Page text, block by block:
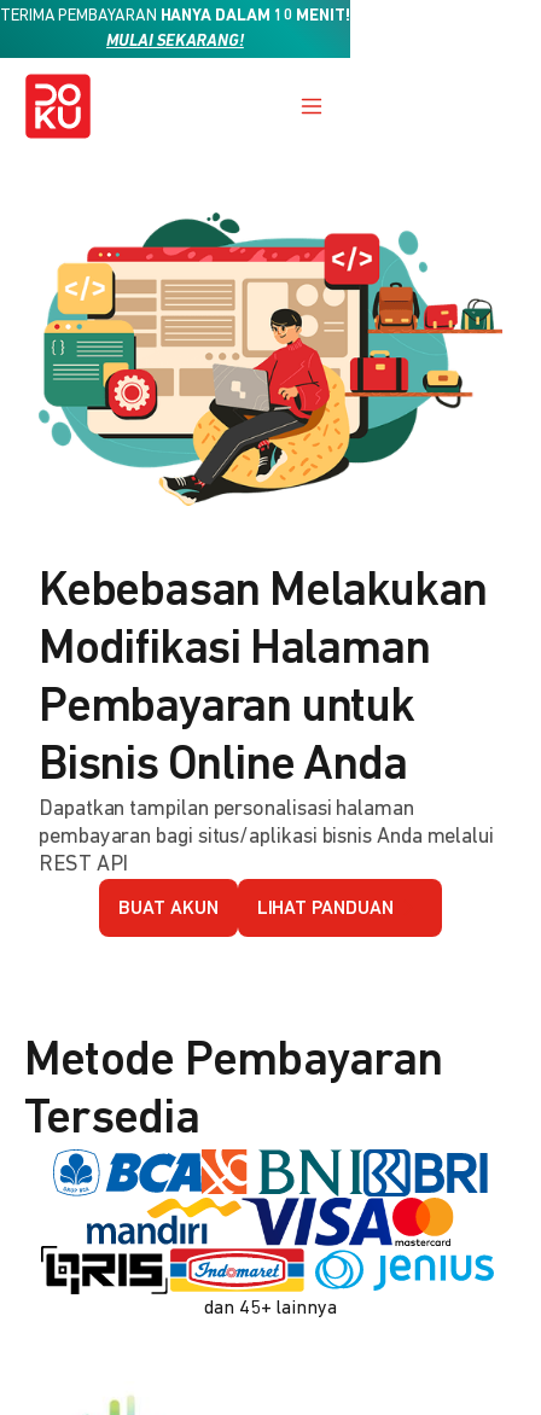
TERIMA PEMBAYARAN HANYA DALAM 10 MENIT!
MULAI SEKARANG!
Kebebasan Melakukan
Modifikasi Halaman
Pembayaran untuk
Bisnis Online Anda
Dapatkan tampilan personalisasi halaman
pembayaran bagi situs/aplikasi bisnis Anda melalui
REST API
BUAT AKUN LIHAT PANDUAN
Metode Pembayaran
Tersedia
dan 45+ lainnya